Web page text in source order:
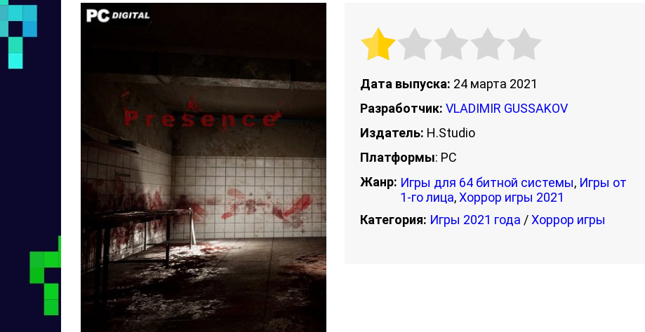
Дата выпуска: 24 марта 2021
Разработчик: VLADIMIR GUSSAKOV
Издатель: H.Studio
Платформы: PC
Жанр: Игры для 64 битной системы, Игры от
1-го лица,Хоррор игры 2021
Категория: Игры 2021 года /Хоррор игры